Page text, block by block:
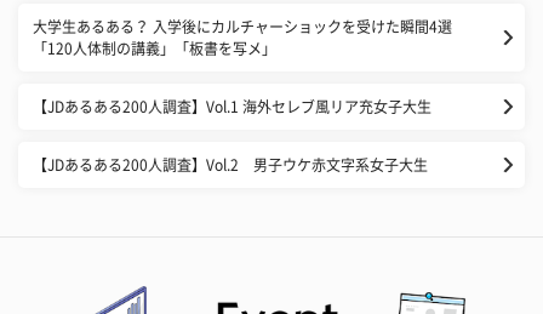
大学生あるある？ 入学後にカルチャーショックを受けた瞬間4選
「120人体制の講義」「板書を写メ」
【JDあるある200人調査】Vol.1 海外セレブ風リア充女子大生
【JDあるある200人調査】Vol.2 男子ウケ赤文字系女子大生